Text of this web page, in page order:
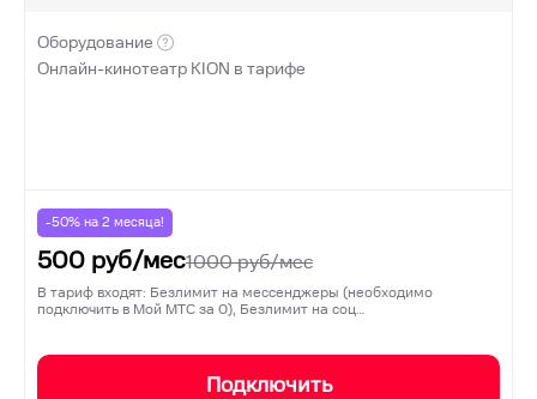
Оборудование
Онлайн-кинотеатр KION в тарифе
-50% на 2 месяца!
500 руб/мес1000руб/мес
В тариф входят: Безлимит на мессенджеры (необходимо
подключить в Мой МТС за 0), Безлимит на соц…
Подключить